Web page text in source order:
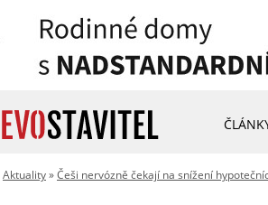
Aktuality»Češi nervózně čekají na snížení